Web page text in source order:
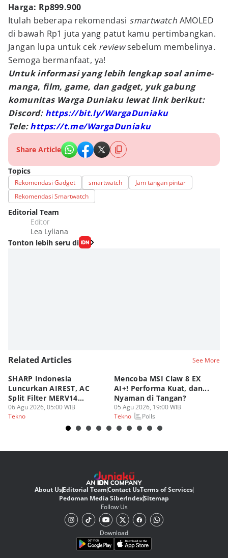
Harga: Rp899.900
Itulah beberapa rekomendasi smartwatch AMOLED
di bawah Rp1 juta yang patut kamu pertimbangkan.
Jangan lupa untuk cek reviewsebelum membelinya.
Semoga bermanfaat, ya!
Untuk informasi yang lebih lengkap soal anime-
manga, film, game, dan gadget, yuk gabung
komunitas Warga Duniaku lewat link berikut:
Discord: https://bit.ly/WargaDuniaku
Tele:https://t.me/WargaDuniaku
Share Article
Topics
Rekomendasi Gadget smartwatch
Jam tangan pintar
Rekomendasi Smartwatch
Editorial Team
Editor
Lea Lyliana
Tonton lebih seru di
Related Articles See More
SHARP Indonesia
Luncurkan AIREST, AC
Split Filter MERV14
Perdana!
06 Agu 2026, 05:00 WIB
Tekno
Mencoba MSI Claw 8 EX
AI+! Performa Kuat, dan...
Nyaman di Tangan?
05 Agu 2026, 19:00 WIB
Tekno
Polls
About UsEditorial TeamContact UsTerms of Services
Pedoman Media SiberIndexSitemap
Follow Us
Download